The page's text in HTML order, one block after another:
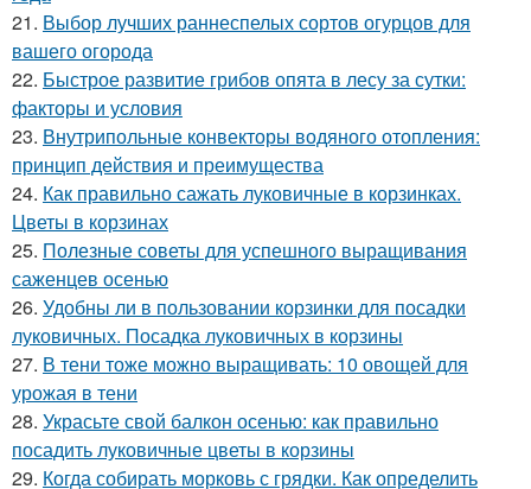
21. Выбор лучших раннеспелых сортов огурцов для
вашего огорода
22. Быстрое развитие грибов опята в лесу за сутки:
факторы и условия
23. Внутрипольные конвекторы водяного отопления:
принцип действия и преимущества
24. Как правильно сажать луковичные в корзинках.
Цветы в корзинах
25. Полезные советы для успешного выращивания
саженцев осенью
26. Удобны ли в пользовании корзинки для посадки
луковичных. Посадка луковичных в корзины
27. В тени тоже можно выращивать: 10 овощей для
урожая в тени
28. Украсьте свой балкон осенью: как правильно
посадить луковичные цветы в корзины
29. Когда собирать морковь с грядки. Как определить